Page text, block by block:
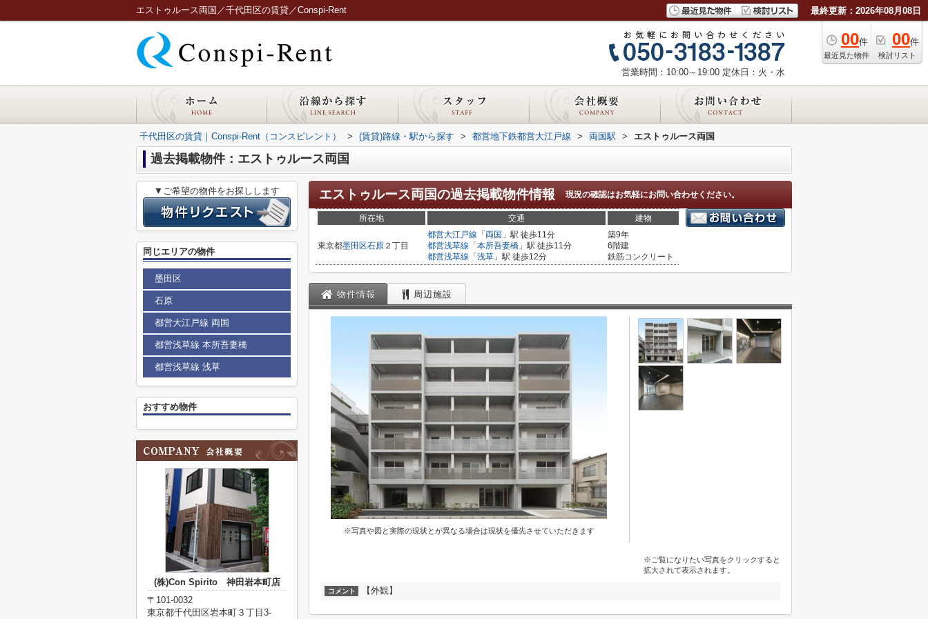
エストゥルース両国／千代田区の賃貸／Conspi-Rent 最終更新：2026年08月08日
00件
最近見た物件
00件
検討リスト
営業時間：10:00～19:00 定休日：火・水
千代田区の賃貸｜Conspi-Rent（コンスピレント） > (賃貸)路線・駅から探す > 都営地下鉄都営大江戸線 > 両国駅 > エストゥルース両国
過去掲載物件：エストゥルース両国
エストゥルース両国の過去掲載物件情報 現況の確認はお気軽にお問い合わせください。
所在地 交通 建物
東京都墨田区石原 ２丁目
都営大江戸線 「 両国 」駅 徒歩11分
都営浅草線 「 本所吾妻橋 」駅 徒歩11分
都営浅草線 「 浅草 」駅 徒歩12分
築9年
6階建
鉄筋コンクリート
物件情報 周辺施設
※写真や図と実際の現状とが異なる場合は現状を優先させていただきます
※ご覧になりたい写真をクリックすると
拡大されて表示されます。
コメント 【外観】
▼ご希望の物件をお探しします
同じエリアの物件
墨田区
石原
都営大江戸線 両国
都営浅草線 本所吾妻橋
都営浅草線 浅草
おすすめ物件
(株)Con Spirito 神田岩本町店
〒101-0032
東京都千代田区岩本町３丁目3-